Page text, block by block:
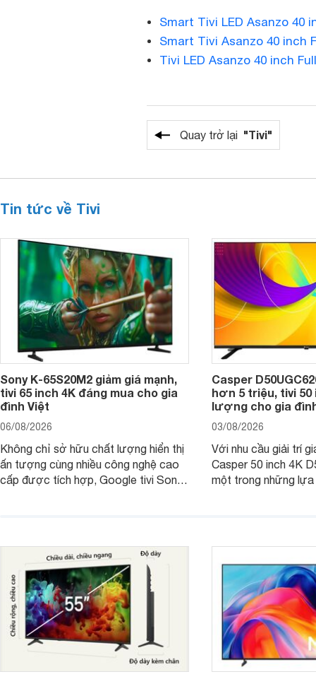
Smart Tivi LED Asanzo 40
Smart Tivi Asanzo 40 inch
Tivi LED Asanzo 40 inch
Quay trở lại "Tivi"
Tin tức về Tivi
Sony K-65S20M2 giảm giá mạnh,
tivi 65 inch 4K đáng mua cho gia
đình Việt
06/08/2026
Không chỉ sở hữu chất lượng hiển thị
ấn tượng cùng nhiều công nghệ cao
cấp được tích hợp, Google tivi Sony
Casper
hơn 5 triệu, tivi 50
lượng cho gia
03/08/2026
Với nhu cầu giải trí
Casper 50 inch 4K
một trong những lựa